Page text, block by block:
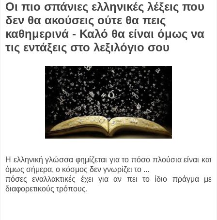
Οι πιο σπάνιες ελληνικές λέξεις που
δεν θα ακούσεις ούτε θα πεις
καθημερινά - Καλό θα είναι όμως να
τις εντάξεις στο λεξιλόγιο σου
Η ελληνική γλώσσα φημίζεται για το πόσο πλούσια είναι και
όμως σήμερα, ο κόσμος δεν γνωρίζει το ...
πόσες εναλλακτικές έχει για αν πει το ίδιο πράγμα με
διαφορετικούς τρόπους.